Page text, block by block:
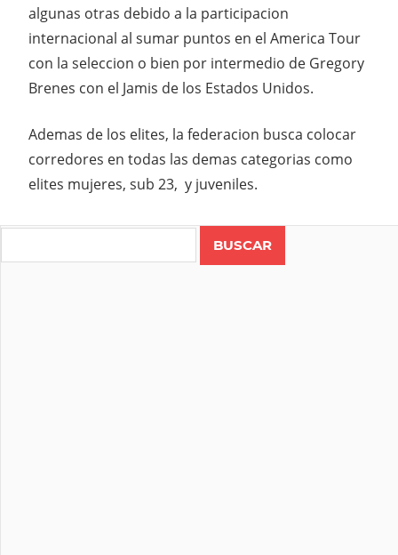
algunas otras debido a la participacion
internacional al sumar puntos en el America Tour
con la seleccion o bien por intermedio de Gregory
Brenes con el Jamis de los Estados Unidos.
Ademas de los elites, la federacion busca colocar
corredores en todas las demas categorias como
elites mujeres, sub 23, y juveniles.